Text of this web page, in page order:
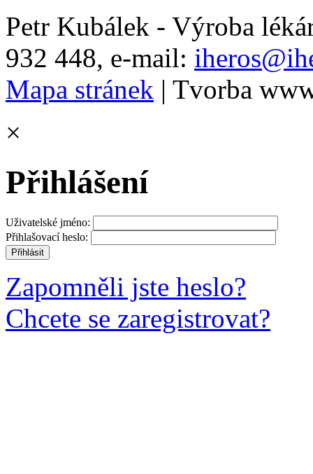
Petr Kubálek - Výroba
932 448, e-mail:
Mapa stránek | Tvorba
×
Přihlášení
Uživatelské jméno:
Přihlašovací heslo:
Zapomněli jste heslo?
Chcete se zaregistrovat?